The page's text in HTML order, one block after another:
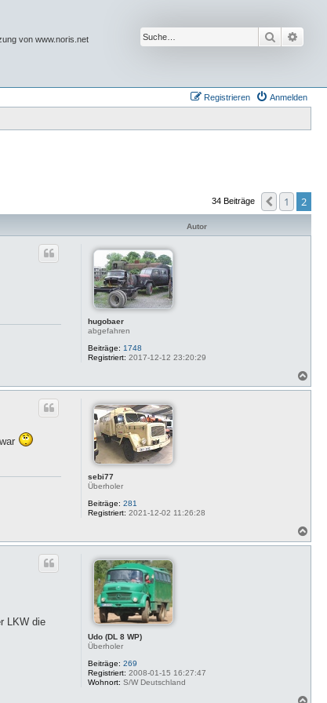
von www.noris.net Suche
Anmelden
Registrieren
34 Beiträge Vorherige
1 2
Autor
hugobaer
abgefahren
Beiträge: 1748
Registriert: 2017-12-12 23:20:29
a
sebi77
Überholer
Beiträge: 281
Registriert: 2021-12-02 11:26:28
a
Udo (DL 8 WP)
Überholer
Beiträge: 269
Registriert: 2008-01-15 16:27:47
Wohnort: S/W Deutschland
LKW die